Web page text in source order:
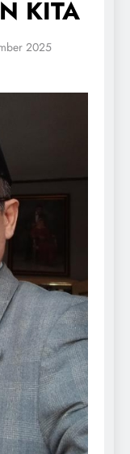
KITA
2025